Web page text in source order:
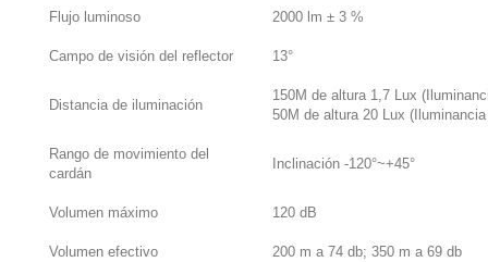
Flujo luminoso 2000 lm ± 3 %
Campo de visión del reflector 13°
Distancia de iluminación
150M de altura 1,7 Lux
50M de altura 20 Lux
Rango de movimiento del
cardán
Inclinación -120°~+45°
Volumen máximo 120 dB
Volumen efectivo 200 m a 74 db; 350 m a 69 db